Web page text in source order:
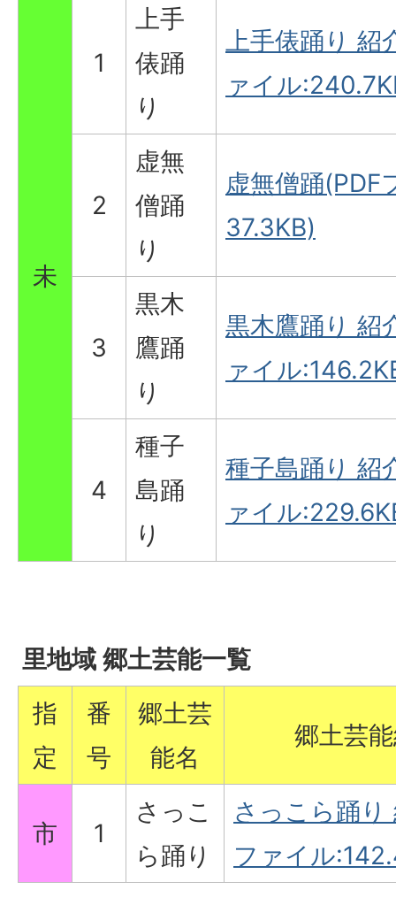
未
1
上手
俵踊
り
上手俵踊り 紹
ァイル
2
虚無
僧踊
り
虚無僧踊(PDF
37.3KB)
3
黒木
鷹踊
り
黒木鷹踊り 紹
ァイル
4
種子
島踊
り
種子島踊り 紹
ァイル
里地域 郷土芸能一覧
指
定
番
号
郷土芸
能名
郷土芸
市 1
さっこ
ら踊り
さっこら踊り
ファイル